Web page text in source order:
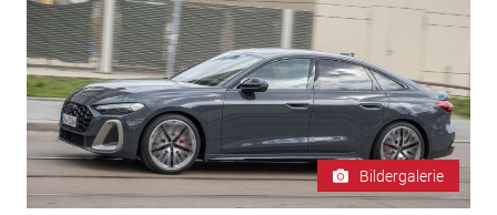
Bildergalerie